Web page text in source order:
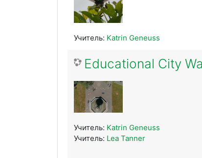
Учитель: Katrin Geneuss
Educational City
Учитель: Katrin Geneuss
Учитель: Lea Tanner